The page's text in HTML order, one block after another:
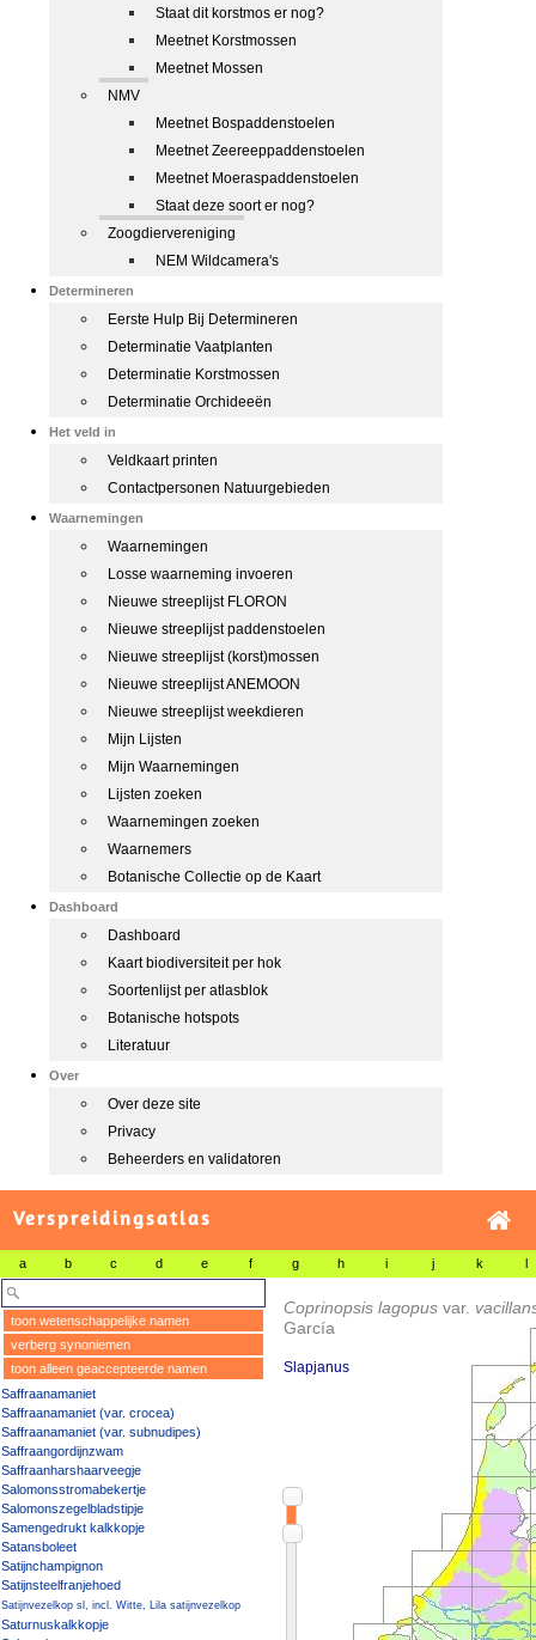
Staat dit korstmos er nog?
Meetnet Korstmossen
Meetnet Mossen
NMV
Meetnet Bospaddenstoelen
Meetnet Zeereeppaddenstoelen
Meetnet Moeraspaddenstoelen
Staat deze soort er nog?
Zoogdiervereniging
NEM Wildcamera's
Determineren
Eerste Hulp Bij Determineren
Determinatie Vaatplanten
Determinatie Korstmossen
Determinatie Orchideeën
Het veld in
Veldkaart printen
Contactpersonen Natuurgebieden
Waarnemingen
Waarnemingen
Losse waarneming invoeren
Nieuwe streeplijst FLORON
Nieuwe streeplijst paddenstoelen
Nieuwe streeplijst (korst)mossen
Nieuwe streeplijst ANEMOON
Nieuwe streeplijst weekdieren
Mijn Lijsten
Mijn Waarnemingen
Lijsten zoeken
Waarnemingen zoeken
Waarnemers
Botanische Collectie op de Kaart
Dashboard
Dashboard
Kaart biodiversiteit per hok
Soortenlijst per atlasblok
Botanische hotspots
Literatuur
Over
Over deze site
Privacy
Beheerders en validatoren
Verspreidingsatlas
a b c d e f g h i j k l
toon wetenschappelijke namen
verberg synoniemen
toon alleen geaccepteerde namen
Saffraanamaniet
Saffraanamaniet (var. crocea)
Saffraanamaniet (var. subnudipes)
Saffraangordijnzwam
Saffraanharshaarveegje
Salomonsstromabekertje
Salomonszegelbladstipje
Samengedrukt kalkkopje
Satansboleet
Satijnchampignon
Satijnsteelfranjehoed
Satijnvezelkop sl, incl. Witte, Lila satijnvezelkop
Saturnuskalkkopje
Coprinopsis lagopus var.
García
Slapjanus